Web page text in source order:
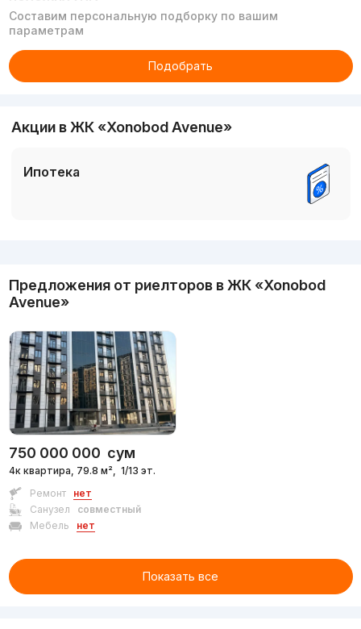
Составим персональную подборку по вашим
параметрам
Подобрать
Акции в ЖК «Xonobod Avenue»
Ипотека
Предложения от риелторов в ЖК «Xonobod
Avenue»
750 000 000 сум
4к квартира, 79.8 м², 1/13 эт.
Ремонт
нет
Санузел
совместный
Мебель
нет
Показать все